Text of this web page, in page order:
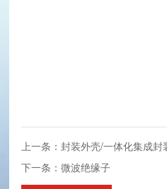
上一条：封装外壳/一体化集成封
下一条：微波绝缘子